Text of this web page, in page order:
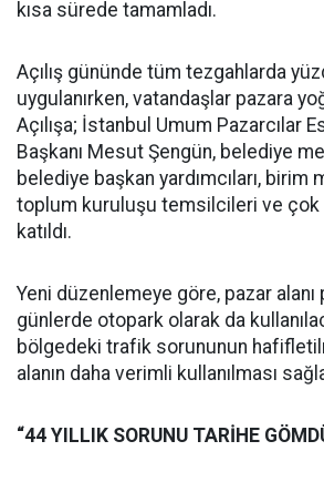
kısa sürede tamamladı.
Açılış gününde tüm tezgahlarda
uygulanırken, vatandaşlar pazara
Açılışa; İstanbul Umum Pazarcılar
Başkanı Mesut Şengün, belediye
belediye başkan yardımcıları, birim
toplum kuruluşu temsilcileri ve çok
katıldı.
Yeni düzenlemeye göre, pazar alanı
günlerde otopark olarak da
bölgedeki trafik sorununun
alanın daha verimli kullanılması
“44 YILLIK SORUNU TARİHE